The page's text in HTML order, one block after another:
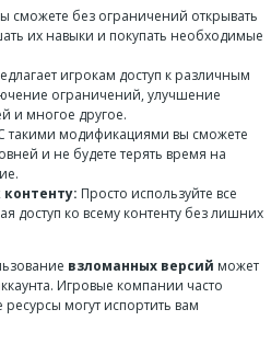
сможете без ограничений открывать
их навыки и покупать необходимые
игрокам доступ к различным
ограничений, улучшение
и многое другое.
такими модификациями вы сможете
и не будете терять время на
Просто используйте все
доступ ко всему контенту без лишних
взломанных версий может
Игровые компании часто
могут испортить вам